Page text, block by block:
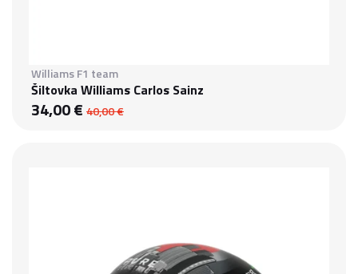
Williams F1 team
Šiltovka Williams Carlos Sainz
34,00 € 40,00 €